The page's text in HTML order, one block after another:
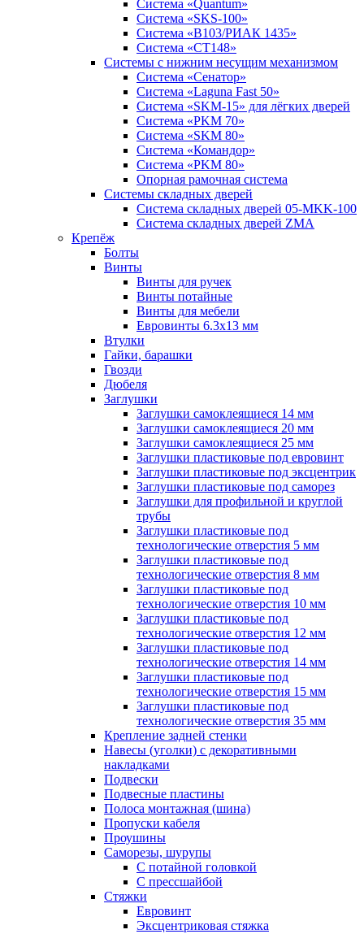
Система «Quantum»
Система «SKS-100»
Система «B103/РИАК 1435»
Система «СТ148»
Системы с нижним несущим механизмом
Система «Сенатор»
Система «Laguna Fast 50»
Система «SKM-15» для лёгких дверей
Система «PKM 70»
Система «SKM 80»
Система «Командор»
Система «PKM 80»
Опорная рамочная система
Системы складных дверей
Система складных дверей 05-MKK-100
Система складных дверей ZMA
Крепёж
Болты
Винты
Винты для ручек
Винты потайные
Винты для мебели
Евровинты 6.3х13 мм
Втулки
Гайки, барашки
Гвозди
Дюбеля
Заглушки
Заглушки самоклеящиеся 14 мм
Заглушки самоклеящиеся 20 мм
Заглушки самоклеящиеся 25 мм
Заглушки пластиковые под евровинт
Заглушки пластиковые под эксцентрик
Заглушки пластиковые под саморез
Заглушки для профильной и круглой
трубы
Заглушки пластиковые под
технологические отверстия 5 мм
Заглушки пластиковые под
технологические отверстия 8 мм
Заглушки пластиковые под
технологические отверстия 10 мм
Заглушки пластиковые под
технологические отверстия 12 мм
Заглушки пластиковые под
технологические отверстия 14 мм
Заглушки пластиковые под
технологические отверстия 15 мм
Заглушки пластиковые под
технологические отверстия 35 мм
Крепление задней стенки
Навесы (уголки) с декоративными
накладками
Подвески
Подвесные пластины
Полоса монтажная (шина)
Пропуски кабеля
Проушины
Саморезы, шурупы
С потайной головкой
С прессшайбой
Стяжки
Евровинт
Эксцентриковая стяжка